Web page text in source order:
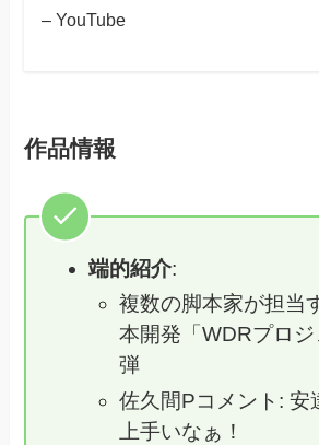
– YouTube
作品情報
端的紹介:
複数の脚本家が担当
本開発「WDRプロ
弾
佐久間Pコメント: 安
上手いなぁ！